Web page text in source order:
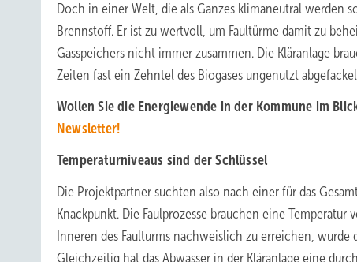
Doch in einer Welt, die als Ganzes klimaneutral werden
Brennstoff. Er ist zu wertvoll, um Faultürme damit zu
Gasspeichers nicht immer zusammen. Die Kläranlage
Zeiten fast ein Zehntel des Biogases ungenutzt
Wollen Sie die Energiewende in der Kommune im
Newsletter!
Temperaturniveaus sind der Schlüssel
Die Projektpartner suchten also nach einer für das
Knackpunkt. Die Faulprozesse brauchen eine
Inneren des Faulturms nachweislich zu erreichen,
Gleichzeitig hat das Abwasser in der Kläranlage eine